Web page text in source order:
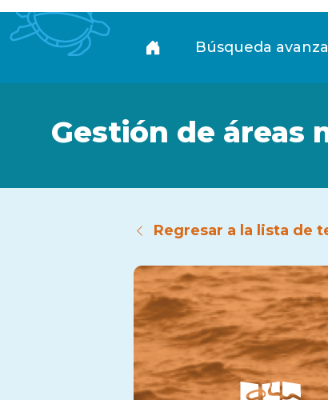
Biblioteca
Búsqueda
Gestión de áreas
Regresar a la lista de